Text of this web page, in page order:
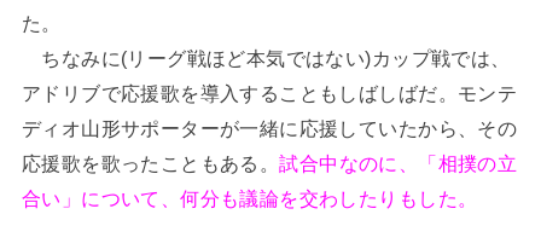
た。
ちなみに(リーグ戦ほど本気ではない)カップ戦では、
アドリブで応援歌を導入することもしばしばだ。モンテ
ディオ山形サポーターが一緒に応援していたから、その
応援歌を歌ったこともある。試合中なのに、「相撲の立
合い」について、何分も議論を交わしたりもした。